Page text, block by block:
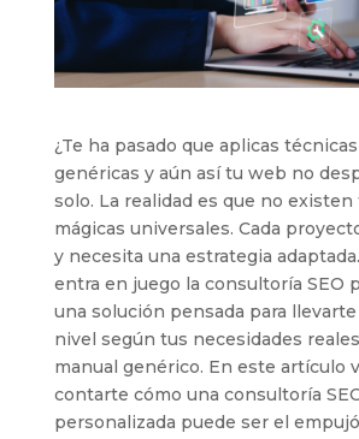
¿Te ha pasado que aplicas técnicas
genéricas y aún así tu web no
solo. La realidad es que no existen
mágicas universales. Cada
y necesita una estrategia
entra en juego la consultoría SEO
una solución pensada para
nivel según tus necesidades
manual genérico. En este artículo
contarte cómo una consultoría
personalizada puede ser el